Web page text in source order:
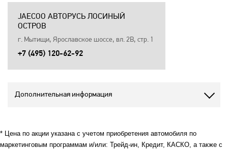
JAECOO АВТОРУСЬ ЛОСИНЫЙ
ОСТРОВ
г. Мытищи, Ярославское шоссе, вл. 2В, стр. 1
+7 (495) 120-62-92
Дополнительная информация
* Цена по акции указана с учетом приобретения автомобиля по
маркетинговым программам и/или: Трейд-ин, Кредит, КАСКО, а также с